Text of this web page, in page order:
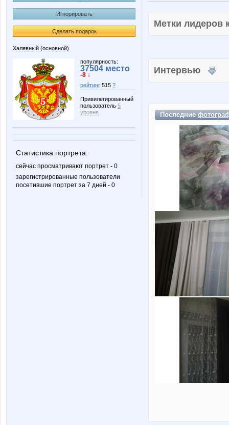
Игнорировать
Сделать подарок
Халявный (основной)
популярность:
37504 место
-8 ↓
рейтинг 515 ?
Привилегированный
пользователь 5
уровня
Статистика портрета:
сейчас просматривают портрет - 0
зарегистрированные пользователи
посетившие портрет за 7 дней - 0
Метки
Интервью
Последние